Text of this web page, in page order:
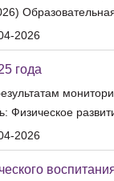
2026
года
Физическое
2026